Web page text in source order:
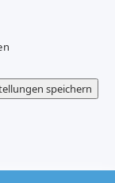
speichern